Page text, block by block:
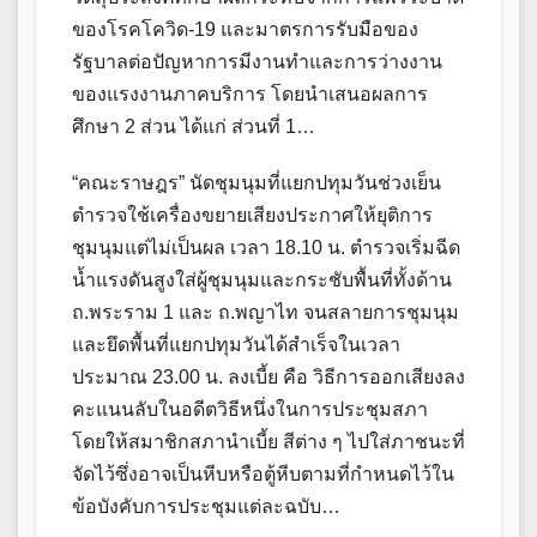
ของโรคโควิด-19 และมาตรการรับมือของ
รัฐบาลต่อปัญหาการมีงานทำและการว่างงาน
ของแรงงานภาคบริการ โดยนำเสนอผลการ
ศึกษา 2 ส่วน ได้แก่ ส่วนที่ 1…
“คณะราษฎร” นัดชุมนุมที่แยกปทุมวันช่วงเย็น
ตำรวจใช้เครื่องขยายเสียงประกาศให้ยุติการ
ชุมนุมแต่ไม่เป็นผล เวลา 18.10 น. ตำรวจเริ่มฉีด
น้ำแรงดันสูงใส่ผู้ชุมนุมและกระชับพื้นที่ทั้งด้าน
ถ.พระราม 1 และ ถ.พญาไท จนสลายการชุมนุม
และยึดพื้นที่แยกปทุมวันได้สำเร็จในเวลา
ประมาณ 23.00 น. ลงเบี้ย คือ วิธีการออกเสียงลง
คะแนนลับในอดีตวิธีหนึ่งในการประชุมสภา
โดยให้สมาชิกสภานำเบี้ย สีต่าง ๆ ไปใส่ภาชนะที่
จัดไว้ซึ่งอาจเป็นหีบหรือตู้หีบตามที่กำหนดไว้ใน
ข้อบังคับการประชุมแต่ละฉบับ…